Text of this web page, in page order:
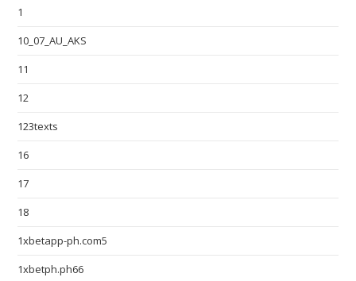
1
10_07_AU_AKS
11
12
123texts
16
17
18
1xbetapp-ph.com5
1xbetph.ph66